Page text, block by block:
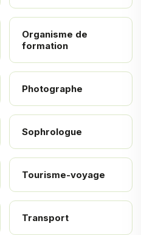
Organisme de
formation
Photographe
Sophrologue
Tourisme-voyage
Transport